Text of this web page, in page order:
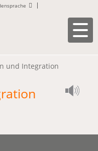
und Integration